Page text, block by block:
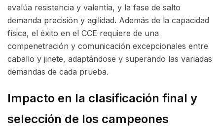
evalúa resistencia y valentía, y la fase de salto
demanda precisión y agilidad. Además de la capacidad
física, el éxito en el CCE requiere de una
compenetración y comunicación excepcionales entre
caballo y jinete, adaptándose y superando las variadas
demandas de cada prueba.
Impacto en la clasificación final y
selección de los campeones